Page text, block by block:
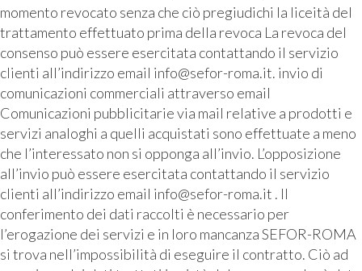
momento revocato senza che ciò pregiudichi la liceità del
trattamento effettuato prima della revoca La revoca del
consenso può essere esercitata contattando il servizio
clienti all’indirizzo email info@sefor-roma.it. invio di
comunicazioni commerciali attraverso email
Comunicazioni pubblicitarie via mail relative a prodotti e
servizi analoghi a quelli acquistati sono effettuate a meno
che l’interessato non si opponga all’invio. L’opposizione
all’invio può essere esercitata contattando il servizio
clienti all’indirizzo email info@sefor-roma.it . Il
conferimento dei dati raccolti è necessario per
l’erogazione dei servizi e in loro mancanza SEFOR-ROMA
si trova nell’impossibilità di eseguire il contratto. Ciò ad